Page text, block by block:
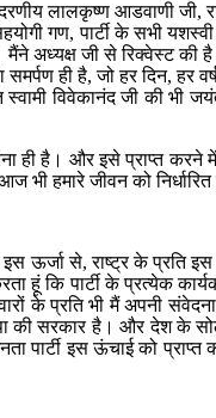
लालकृष्ण आडवाणी
गण, पार्टी के सभी
अध्यक्ष जी से रिक्वेस्ट
ही है, जो हर दिन, हर
विवेकानंद जी की
है। और इसे प्राप्त करने में
भी हमारे जीवन को
से, राष्ट्र के प्रति इस
पार्टी के प्रत्येक
के प्रति भी मैं
है। और देश के सोलह
इस ऊंचाई को